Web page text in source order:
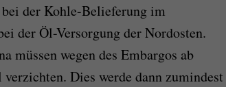
der Kohle-Belieferung im
der Öl-Versorgung der Nordosten.
müssen wegen des Embargos ab
Dies werde dann zumindest